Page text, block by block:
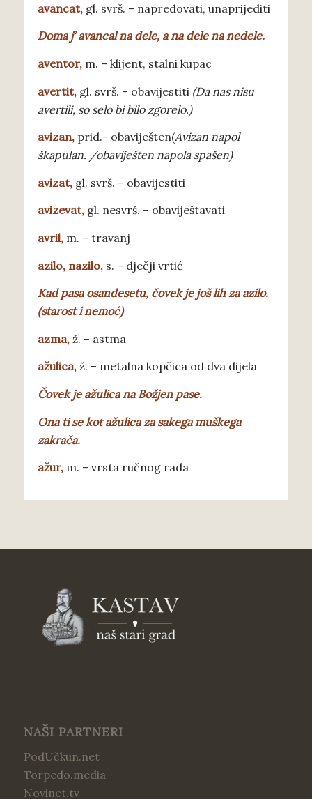
avancat, gl. svrš. – napredovati, unaprijediti
Doma j’ avancal na dele, a na dele na nedele.
aventor,m. – klijent, stalni kupac
avertit, gl. svrš. – obavijestiti (Da nas nisu
avertili, so selo bi bilo zgorelo.)
avizan, prid.- obaviješten(Avizan napol
škapulan. /obaviješten napola spašen)
avizat, gl. svrš. – obavijestiti
avizevat,gl. nesvrš. – obaviještavati
avril, m. – travanj
azilo, nazilo, s. – dječji vrtić
Kad pasa osandesetu, čovek je još lih za azilo.
(starost i nemoć)
azma, ž. – astma
ažulica, ž. – metalna kopčica od dva dijela
Čovek je ažulica na Božjen pase.
Ona ti se kot ažulica za sakega muškega
zakrača.
ažur,m. – vrsta ručnog rada
NAŠI PARTNERI
PodUčkun.net
Torpedo.media
Novinet.tv